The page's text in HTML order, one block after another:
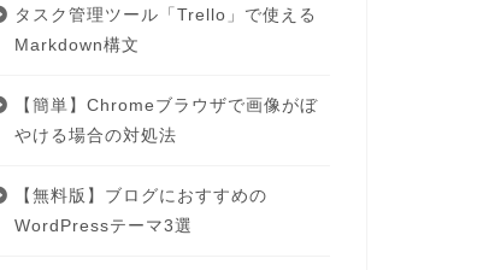
タスク管理ツール「Trello」で使える
Markdown構文
【簡単】Chromeブラウザで画像がぼ
やける場合の対処法
【無料版】ブログにおすすめの
WordPressテーマ3選